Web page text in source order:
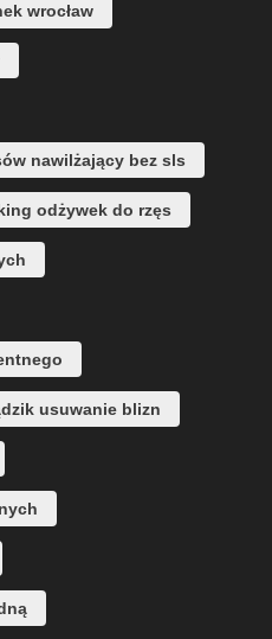
wrocław
nawilżający bez sls
odżywek do rzęs
usuwanie blizn